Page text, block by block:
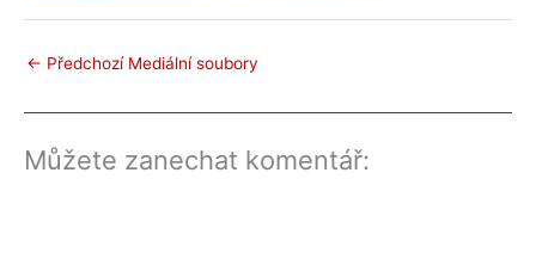
← Předchozí Mediální soubory
Můžete zanechat komentář: